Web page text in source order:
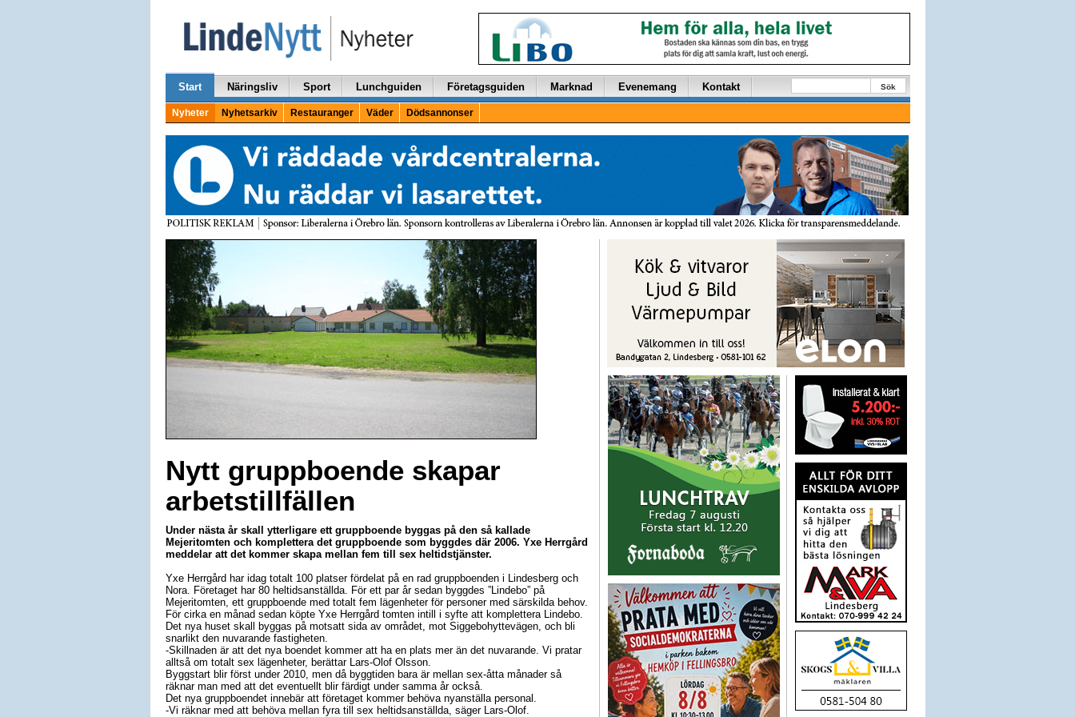
Start Näringsliv Sport Lunchguiden Företagsguiden Marknad Evenemang Kontakt Sök
Nyheter Nyhetsarkiv Restauranger Väder Dödsannonser
Nytt gruppboende skapar
arbetstillfällen
Under nästa år skall ytterligare ett gruppboende byggas på den så kallade
Mejeritomten och komplettera det gruppboende som byggdes där 2006. Yxe Herrgård
meddelar att det kommer skapa mellan fem till sex heltidstjänster.
Yxe Herrgård har idag totalt 100 platser fördelat på en rad gruppboenden i Lindesberg och
Nora. Företaget har 80 heltidsanställda. För ett par år sedan byggdes ”Lindebo” på
Mejeritomten, ett gruppboende med totalt fem lägenheter för personer med särskilda behov.
För cirka en månad sedan köpte Yxe Herrgård tomten intill i syfte att komplettera Lindebo.
Det nya huset skall byggas på motsatt sida av området, mot Siggebohyttevägen, och bli
snarlikt den nuvarande fastigheten.
-Skillnaden är att det nya boendet kommer att ha en plats mer än det nuvarande. Vi pratar
alltså om totalt sex lägenheter, berättar Lars-Olof Olsson.
Byggstart blir först under 2010, men då byggtiden bara är mellan sex-åtta månader så
räknar man med att det eventuellt blir färdigt under samma år också.
Det nya gruppboendet innebär att företaget kommer behöva nyanställa personal.
-Vi räknar med att behöva mellan fyra till sex heltidsanställda, säger Lars-Olof.